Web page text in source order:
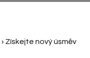
› Získejte nový úsměv